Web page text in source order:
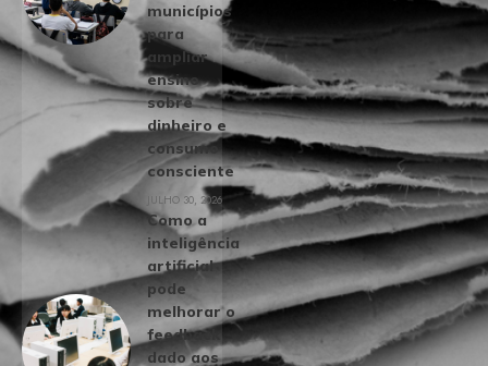
municípios
para
ampliar
ensino
sobre
dinheiro e
consumo
consciente
JULHO 30, 2026
Como a
inteligência
artificial
pode
melhorar o
feedback
dado aos